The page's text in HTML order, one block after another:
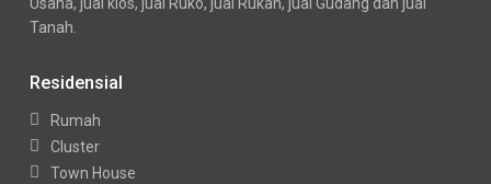
Usaha, jual kios, jual Ruko, jual Rukan, jual Gudang dan jual
Tanah.
Residensial
Rumah
Cluster
Town House